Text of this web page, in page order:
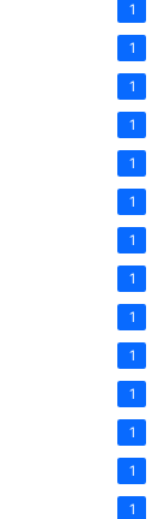
1
1
1
1
1
1
1
1
1
1
1
1
1
1